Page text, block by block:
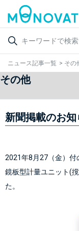
ニュース記事一覧 > その
その他
新聞掲載のお知
2021年8月27（金）付
鏡板型計量ユニット(撹
た。